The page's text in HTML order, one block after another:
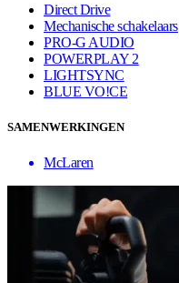
Direct Drive
Mechanische schakelaars
PRO-G AUDIO
POWERPLAY 2
LIGHTSYNC
BLUE VO!CE
SAMENWERKINGEN
McLaren